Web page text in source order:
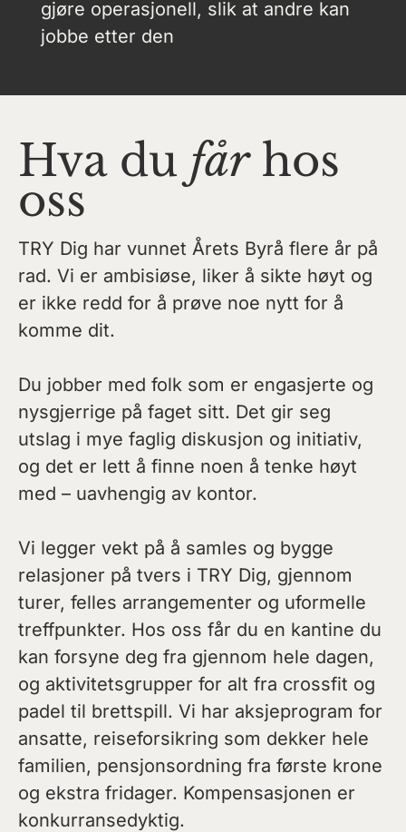
gjøre operasjonell, slik at andre kan
jobbe etter den
Hva du fårhos
oss
TRY Dig har vunnet Årets Byrå flere år på
rad. Vi er ambisiøse, liker å sikte høyt og
er ikke redd for å prøve noe nytt for å
komme dit.
Du jobber med folk som er engasjerte og
nysgjerrige på faget sitt. Det gir seg
utslag i mye faglig diskusjon og initiativ,
og det er lett å finne noen å tenke høyt
med – uavhengig av kontor.
Vi legger vekt på å samles og bygge
relasjoner på tvers i TRY Dig, gjennom
turer, felles arrangementer og uformelle
treffpunkter. Hos oss får du en kantine du
kan forsyne deg fra gjennom hele dagen,
og aktivitetsgrupper for alt fra crossfit og
padel til brettspill. Vi har aksjeprogram for
ansatte, reiseforsikring som dekker hele
familien, pensjonsordning fra første krone
og ekstra fridager. Kompensasjonen er
konkurransedyktig.